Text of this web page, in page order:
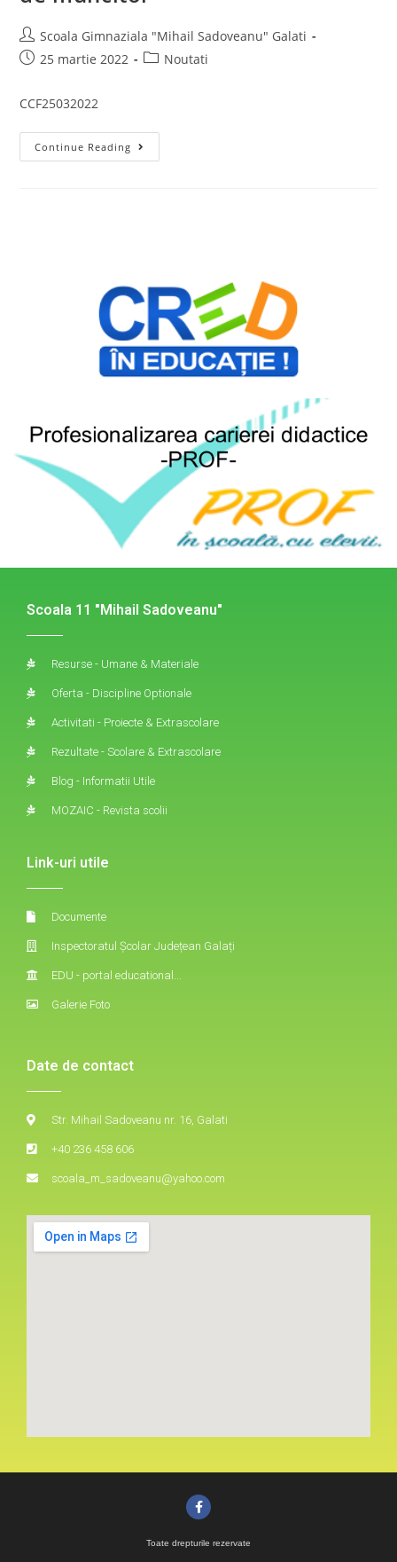
Scoala Gimnaziala "Mihail Sadoveanu" Galati
25 martie 2022
Noutati
CCF25032022
Continue Reading
Scoala 11 "Mihail Sadoveanu"
Resurse - Umane & Materiale
Oferta - Discipline Optionale
Activitati - Proiecte & Extrascolare
Rezultate - Scolare & Extrascolare
Blog - Informatii Utile
MOZAIC - Revista scolii
Link-uri utile
Documente
Inspectoratul Școlar Județean Galați
EDU - portal educational...
Galerie Foto
Date de contact
Str. Mihail Sadoveanu nr. 16, Galati
+40 236 458 606
scoala_m_sadoveanu@yahoo.com
Toate drepturile rezervate